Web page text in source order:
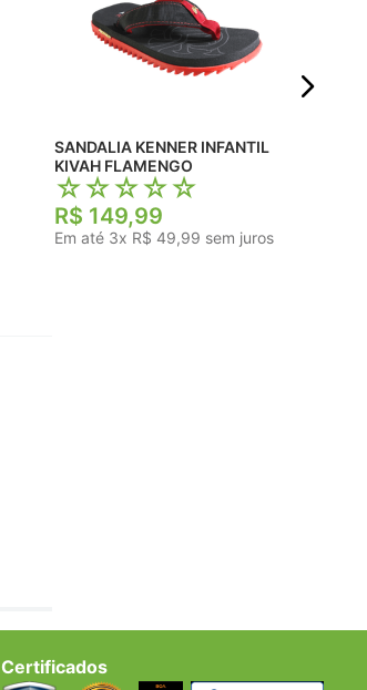
SANDALIA KENNER INFANTIL
KIVAH FLAMENGO
☆☆☆☆☆
R$ 149,99
Em até 3x R$ 49,99 sem juros
Certificados